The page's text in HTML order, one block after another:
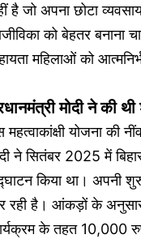
है जो अपना छोटा
को बेहतर बनाना
महिलाओं को
मोदी ने की
महत्वाकांक्षी योजना की
ने सितंबर 2025 में
किया था। अपनी
रही है। आंकड़ों के
के तहत 10,000